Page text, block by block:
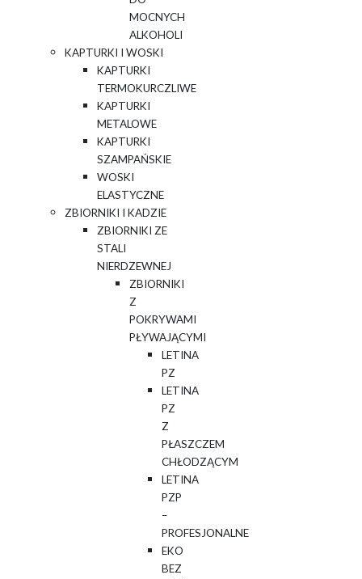
MOCNYCH
ALKOHOLI
KAPTURKI I WOSKI
KAPTURKI
TERMOKURCZLIWE
KAPTURKI
METALOWE
KAPTURKI
SZAMPAŃSKIE
WOSKI
ELASTYCZNE
ZBIORNIKI I KADZIE
ZBIORNIKI ZE
STALI
NIERDZEWNEJ
ZBIORNIKI
Z
POKRYWAMI
PŁYWAJĄCYMI
LETINA
PZ
LETINA
PZ
Z
PŁASZCZEM
CHŁODZĄCYM
LETINA
PZP
–
PROFESJONALNE
EKO
BEZ